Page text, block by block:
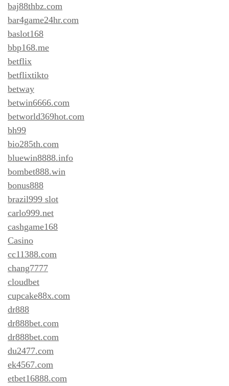
baj88thbz.com
bar4game24hr.com
baslot168
bbp168.me
betflix
betflixtikto
betway
betwin6666.com
betworld369hot.com
bh99
bio285th.com
bluewin8888.info
bombet888.win
bonus888
brazil999 slot
carlo999.net
cashgame168
Casino
cc11388.com
chang7777
cloudbet
cupcake88x.com
dr888
dr888bet.com
dr888bet.com
du2477.com
ek4567.com
etbet16888.com